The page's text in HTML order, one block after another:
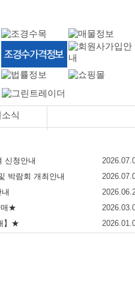
식
신청안내
박람회 개최안내
매★
】★